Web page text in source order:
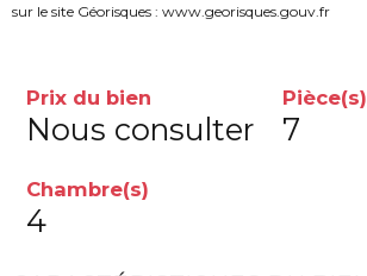
sur le site Géorisques : www.georisques.gouv.fr
Prix du bien
Nous consulter
Pièce(s)
7
Chambre(s)
4